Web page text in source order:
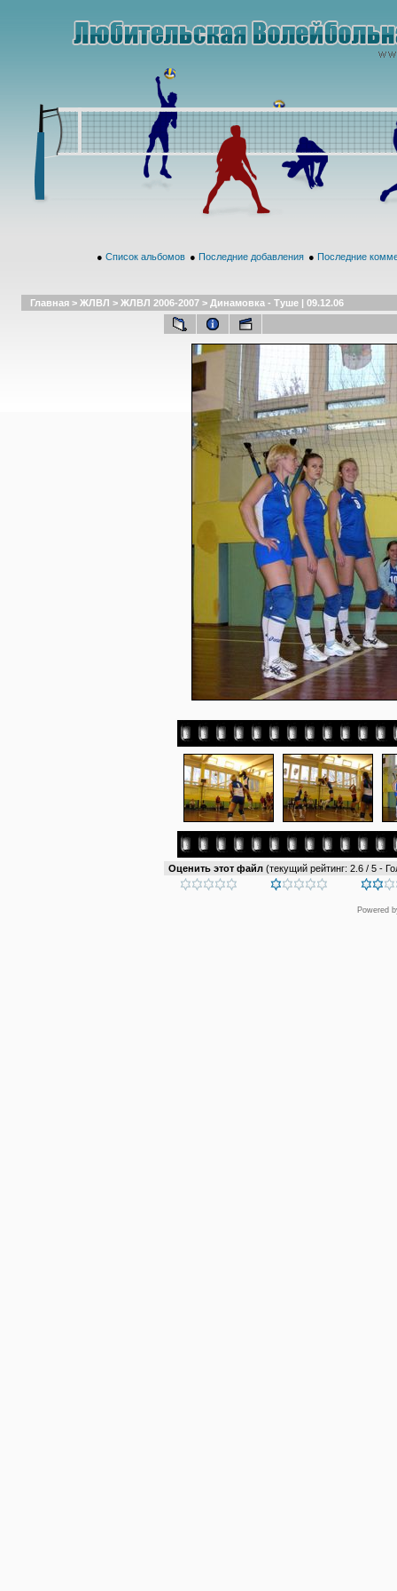
● Список альбомов ● Последние добавления ● Последние
Главная > ЖЛВЛ > ЖЛВЛ 2006-2007 > Динамовка - Туше | 09.12.06
Оценить этот файл (текущий рейтинг: 2.6 / 5 -
Powered